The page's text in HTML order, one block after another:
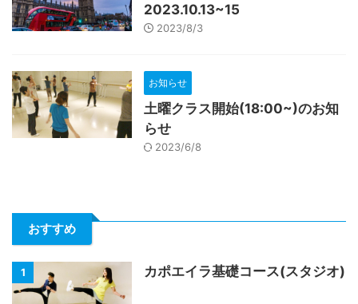
2023.10.13~15
2023/8/3
お知らせ
土曜クラス開始(18:00~)のお知
らせ
2023/6/8
おすすめ
1 カポエイラ基礎コース(スタジオ)